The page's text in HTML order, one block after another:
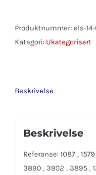
Produktnummer: els-
Kategori: Ukategorisert
Beskrivelse
Beskrivelse
Referanse: 1087 ,
3890 , 3902 , 3895 ,